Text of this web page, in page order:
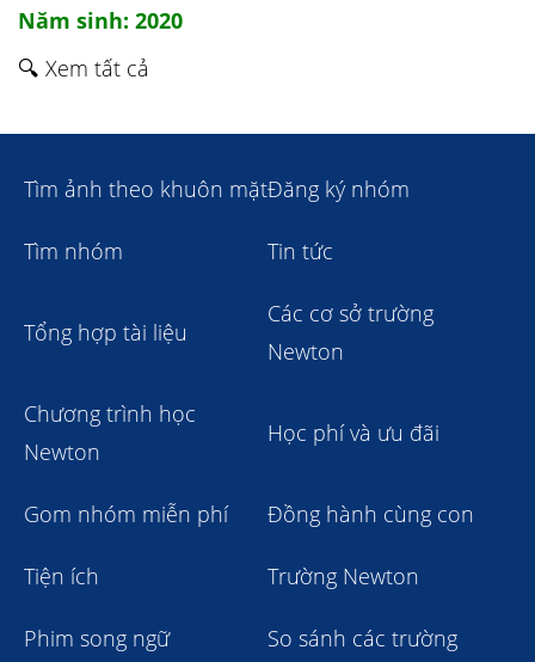
Năm sinh: 2020
🔍 Xem tất cả
Tìm ảnh theo khuôn mặtĐăng ký nhóm
Tìm nhóm Tin tức
Tổng hợp tài liệu
Các cơ sở trường
Newton
Chương trình học
Newton
Học phí và ưu đãi
Gom nhóm miễn phí Đồng hành cùng con
Tiện ích Trường Newton
Phim song ngữ So sánh các trường